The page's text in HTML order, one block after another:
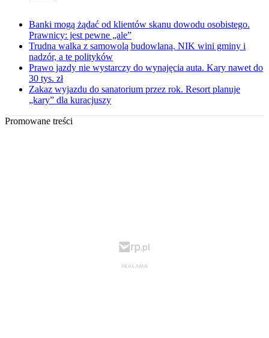
Banki mogą żądać od klientów skanu dowodu osobistego.
Prawnicy: jest pewne „ale”
Trudna walka z samowolą budowlaną. NIK wini gminy i
nadzór, a te polityków
Prawo jazdy nie wystarczy do wynajęcia auta. Kary nawet do
30 tys. zł
Zakaz wyjazdu do sanatorium przez rok. Resort planuje
„kary” dla kuracjuszy
Promowane treści